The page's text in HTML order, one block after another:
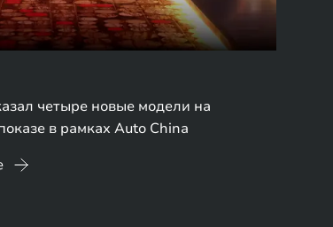
четыре новые модели на
в рамках Auto China